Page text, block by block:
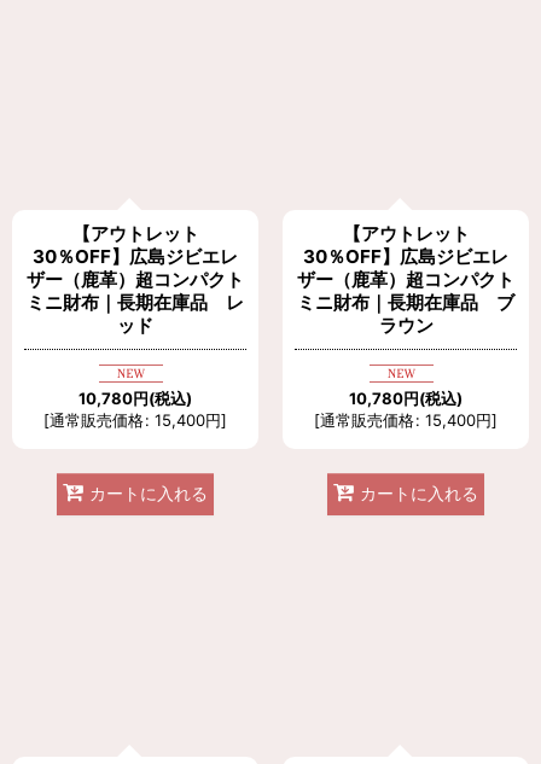
【アウトレット
30％OFF】広島ジビエレ
ザー（鹿革）超コンパクト
ミニ財布｜長期在庫品 レ
ッド
10,780円(税込)
[通常販売価格: 15,400円]
カートに入れる
【アウトレット
30％OFF】広島ジビエレ
ザー（鹿革）超コンパクト
ミニ財布｜長期在庫品 ブ
ラウン
10,780円(税込)
[通常販売価格: 15,400円]
カートに入れる